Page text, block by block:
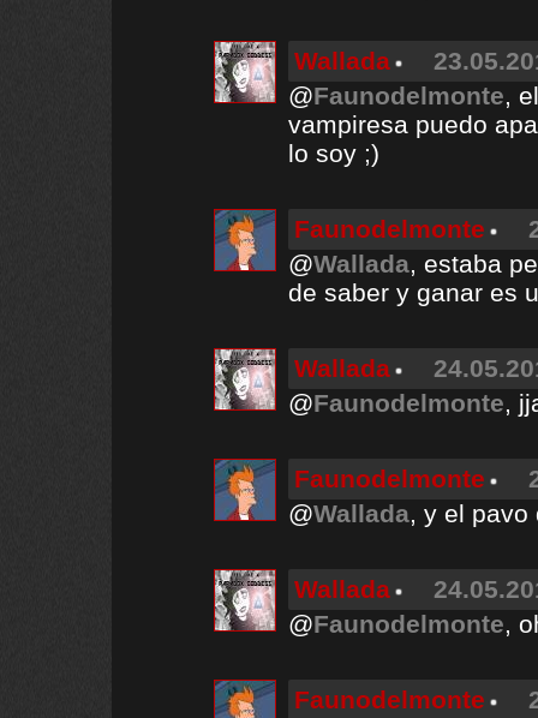
Wallada
@Faunodelmonte,
vampiresa puedo
lo soy ;)
Faunodelmonte
@Wallada, estaba
de saber y ganar es
Wallada
@Faunodelmonte,
Faunodelmonte
@Wallada, y el pavo
Wallada
@Faunodelmonte,
Faunodelmonte